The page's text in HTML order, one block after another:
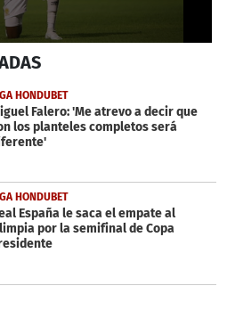
HONDUBET
Falero: 'Me atrevo a decir que
los planteles completos será
HONDUBET
España le saca el empate al
por la semifinal de Copa